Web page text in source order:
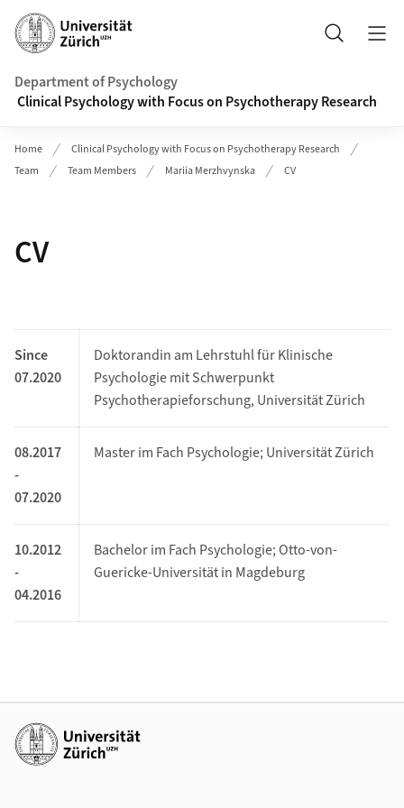
Header
Search
Department of Psychology
Clinical Psychology with Focus on Psychotherapy Research
Home
Clinical Psychology with Focus on Psychotherapy Research
Team
Team Members Mariia Merzhvynska CV
CV
Since
07.2020
Doktorandin am Lehrstuhl für Klinische
Psychologie mit Schwerpunkt
Psychotherapieforschung, Universität Zürich
08.2017
-
07.2020
Master im Fach Psychologie; Universität Zürich
10.2012
-
04.2016
Bachelor im Fach Psychologie; Otto-von-
Guericke-Universität in Magdeburg
Additional links